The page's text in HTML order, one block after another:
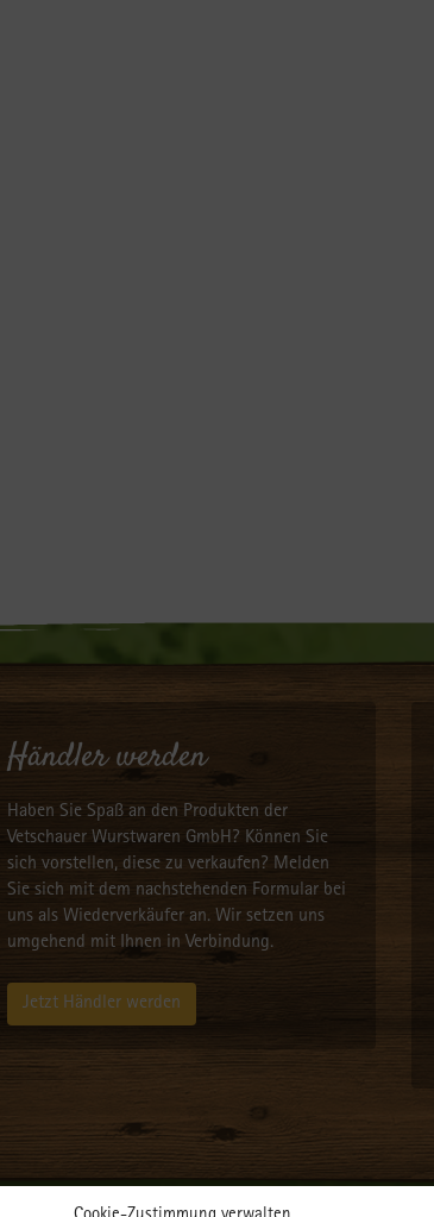
Händler werden
Haben Sie Spaß an den Produkten der
Vetschauer Wurstwaren GmbH? Können Sie
sich vorstellen, diese zu verkaufen? Melden
Sie sich mit dem nachstehenden Formular bei
uns als Wiederverkäufer an. Wir setzen uns
umgehend mit Ihnen in Verbindung.
Jetzt Händler werden